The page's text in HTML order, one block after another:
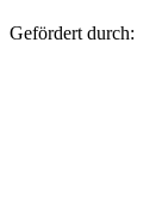
Geför­dert durch: